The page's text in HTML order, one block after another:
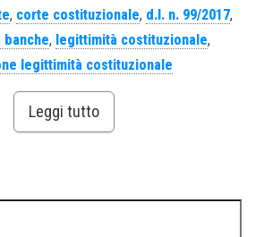
, corte costituzionale, d.l. n. 99/2017,
, legittimità costituzionale,
legittimità costituzionale
Leggi tutto